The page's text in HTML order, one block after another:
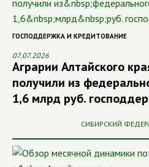
ГОСПОДДЕРЖКА И КРЕДИТОВАНИЕ
07.07.2026
Аграрии Алтайского
получили из
1,6 млрд руб.
СИБИРСКИЙ